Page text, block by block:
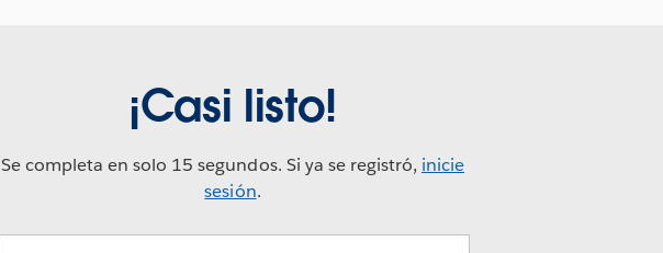
¡Casi listo!
Se completa en solo 15 segundos. Si ya se registró, inicie
sesión.